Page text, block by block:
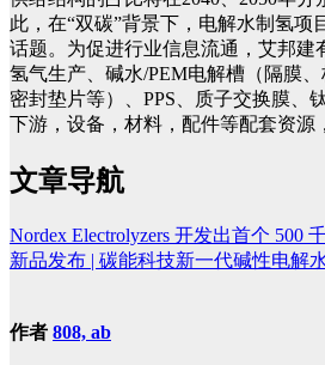
此，在“双碳”背景下，电解水制氢项
话题。为促进行业信息流通，艾邦建
氢气生产、碱水/PEM电解槽（隔膜、
密封垫片等）、PPS、质子交换膜、
下游，设备，材料，配件等配套资源
文章导航
Nordex Electrolyzers 开发出首个 500
新品发布 | 碳能科技新一代碱性电解
作者 808, ab